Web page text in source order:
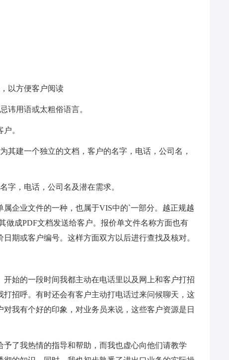
以方便客户阅读
用语或太粗俗语言。
。
建一个独立的文档，客户的名字，电话，公司名，
，电话，公司名及潜在需求。
企业文件的一种，也属于VIS中的`一部分。越正规越
做成PDF文档发送给客户。报价单文件名称方面也有
期或客户编号。这样方面双方以后进行查找及核对。
始的一段时间我都主动在电话里以及网上和客户打招
招呼。有时还会有客户主动打电话过来问候聊天，这
我有个好的印象，对业务员来说，这些客户资源是日
了我热情的指导和帮助，而我也虚心向他们请教学